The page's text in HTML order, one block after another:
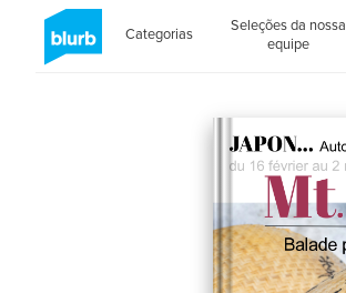
Categorias
Seleções da nossa
equipe